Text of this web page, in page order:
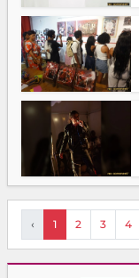
‹ 1 2 3 4